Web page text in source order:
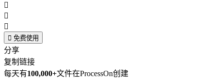



 免费使用
分享
复制链接
每天有100,000+文件在ProcessOn创建